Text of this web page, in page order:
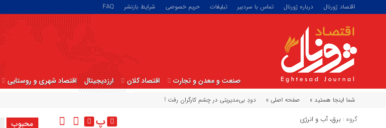
اقتصاد ژورنال درباره ژورنال تماس با سردبیر تبلیغات حریم خصوصی شرایط بازنشر FAQ
صنعت و معدن و تجارت اقتصاد کلان ارزدیجیتال اقتصاد شهری و روستایی
شما اینجا هستید » صفحه اصلی » دودِ بی‌مدیریتی در چشم کارگران رفت !
گروه : برق، آب و انرژی پ محبوب